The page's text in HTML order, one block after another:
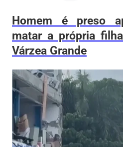
Homem é preso
matar a própria
Várzea Grande